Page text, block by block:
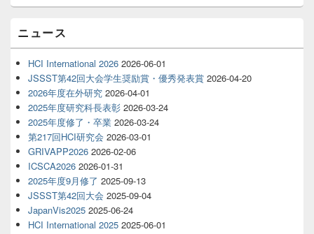
ニュース
HCI International 2026 2026-06-01
JSSST第42回大会学生奨励賞・優秀発表賞 2026-04-20
2026年度在外研究 2026-04-01
2025年度研究科長表彰 2026-03-24
2025年度修了・卒業 2026-03-24
第217回HCI研究会 2026-03-01
GRIVAPP2026 2026-02-06
ICSCA2026 2026-01-31
2025年度9月修了 2025-09-13
JSSST第42回大会 2025-09-04
JapanVis2025 2025-06-24
HCI International 2025 2025-06-01